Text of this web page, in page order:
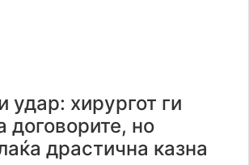
удар: хирургот ги
договорите, но
драстична казна